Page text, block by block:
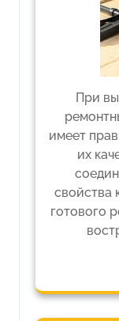
При
имеет
их
свойства
готового